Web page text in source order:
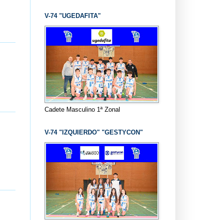
V-74 "UGEDAFITA"
Cadete Masculino 1ª Zonal
V-74 "IZQUIERDO" "GESTYCON"